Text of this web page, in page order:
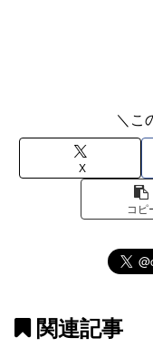
＼こ
X
コピ
関連記事